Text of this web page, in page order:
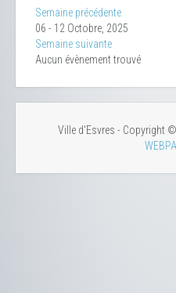
Semaine précédente
06 - 12 Octobre, 2025
Semaine suivante
Aucun évènement trouvé
Ville d'Esvres - Copyright